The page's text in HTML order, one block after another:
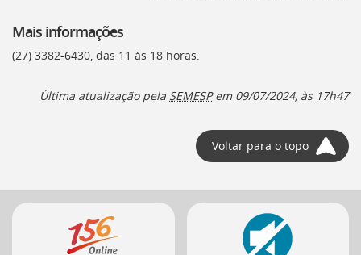
Mais informações
(27) 3382-6430, das 11 às 18 horas.
Última atualização pela SEMESPem 09/07/2024, às 17h47
Voltar para o topo
Mais
serviços